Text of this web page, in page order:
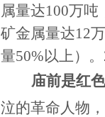
属量达100万吨
矿金属量达12
量50%以上）。
庙前是红色
泣的革命人物